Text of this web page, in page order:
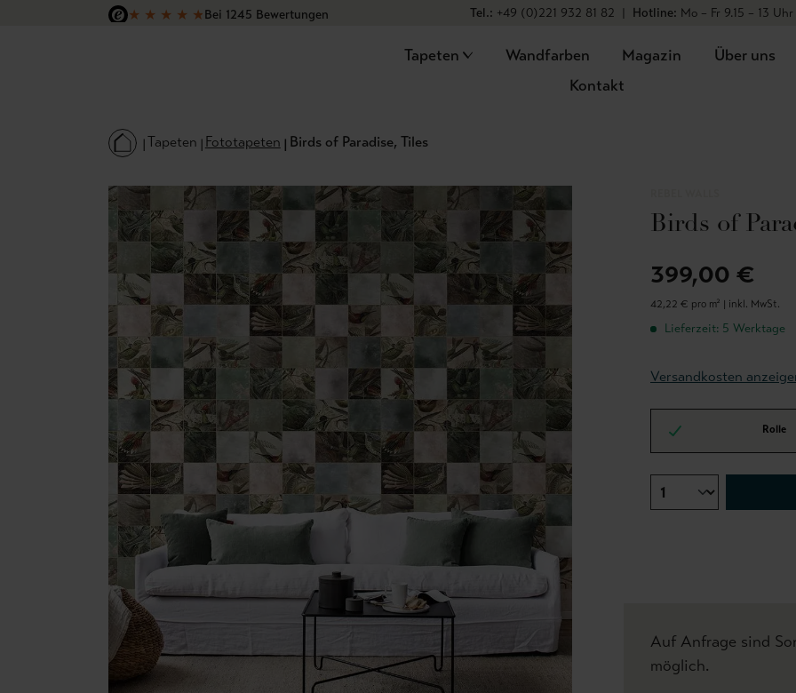
Hauptinhalt springen
Zur Suche springen
Zur Hauptnavigation springen
★ ★ ★ ★ ★Bei 1245 Bewertungen
Tel.: +49 (0)221 932 81 82 | Hotline: Mo – Fr 9.15 – 13
Tapeten Wandfarben Magazin
Über uns
Kontakt
Tapeten Fototapeten Birds of Paradise, Tiles
Birds of
399,00 €
42,22 € pro m² | inkl. MwSt.
Lieferzeit: 5 Werktage
Versandkosten
Rolle
Auf Anfrage sind
möglich.